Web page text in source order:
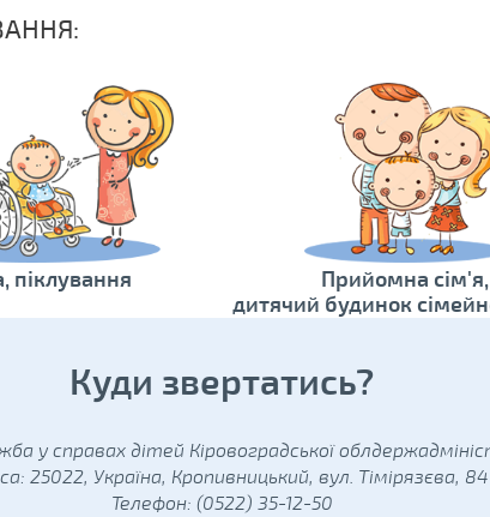
піклування
Прийомна сім'я,
дитячий будинок
Куди звертатись?
у справах дітей Кіровоградської
25022, Україна, Кропивницький, вул. Тімірязєва, 84
Телефон: (0522) 35-12-50